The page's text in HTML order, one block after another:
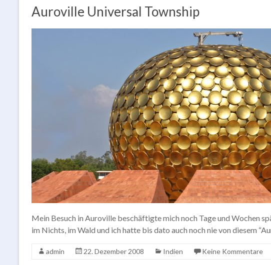
Auroville Universal Township
Mein Besuch in Auroville beschäftigte mich noch Tage und Wochen
im Nichts, im Wald und ich hatte bis dato auch noch nie von diesem
admin 22. Dezember 2008 Indien Keine Kommentare